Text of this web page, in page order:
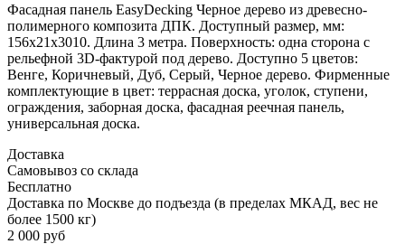
Фасадная панель EasyDecking Черное дерево из древесно-
полимерного композита ДПК. Доступный размер, мм:
156х21х3010. Длина 3 метра. Поверхность: одна сторона с
рельефной 3D-фактурой под дерево. Доступно 5 цветов:
Венге, Коричневый, Дуб, Серый, Черное дерево. Фирменные
комплектующие в цвет: террасная доска, уголок, ступени,
ограждения, заборная доска, фасадная реечная панель,
универсальная доска.
Доставка
Самовывоз со склада
Бесплатно
Доставка по Москве до подъезда (в пределах МКАД, вес не
более 1500 кг)
2 000 руб